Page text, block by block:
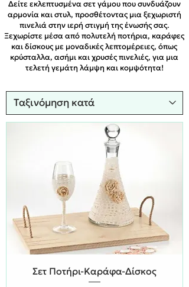
Δείτε εκλεπτυσμένα σετ γάμου που συνδυάζουν
αρμονία και στυλ, προσθέτοντας μια ξεχωριστή
πινελιά στην ιερή στιγμή της ένωσής σας.
Ξεχωρίστε μέσα από πολυτελή ποτήρια, καράφες
και δίσκους με μοναδικές λεπτομέρειες, όπως
κρύσταλλα, ασήμι και χρυσές πινελιές, για μια
τελετή γεμάτη λάμψη και κομψότητα!
Σετ Ποτήρι-Καράφα-Δίσκος